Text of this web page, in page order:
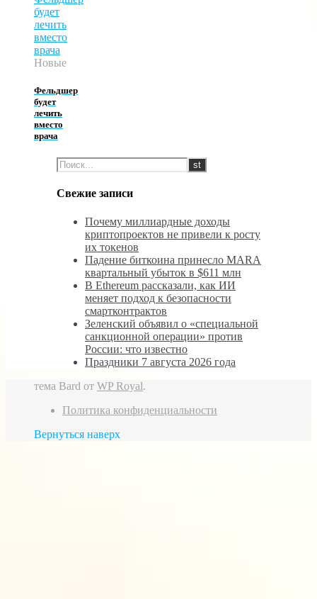
Новые
Фельдшер
будет
лечить
вместо
врача
Свежие записи
Почему миллиардные доходы
криптопроектов не привели к росту
их токенов
Падение биткоина принесло MARA
квартальный убыток в $611 млн
В Ethereum рассказали, как ИИ
меняет подход к безопасности
смартконтрактов
Зеленский объявил о «специальной
санкционной операции» против
России: что известно
Праздники 7 августа 2026 года
тема Bard от WP Royal.
Политика конфиденциальности
Вернуться наверх